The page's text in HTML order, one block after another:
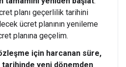
planı geçerlilik tarihini
ücret planının yenileme
planına geçelim.
için harcanan süre,
yeni dönemden